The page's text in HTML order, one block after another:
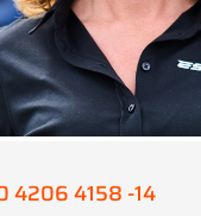
4206 4158 -14